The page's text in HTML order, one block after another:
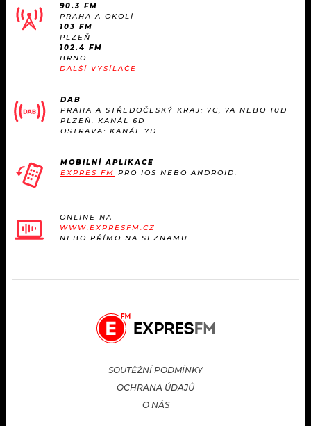
90.3 FM
PRAHA A OKOLÍ
103 FM
PLZEŇ
102.4 FM
BRNO
DALŠÍ VYSÍLAČE
DAB
PRAHA A STŘEDOČESKÝ KRAJ: 7C, 7A NEBO 10D
PLZEŇ: KANÁL 6D
OSTRAVA: KANÁL 7D
MOBILNÍ APLIKACE
EXPRES FM PRO IOS NEBO ANDROID.
ONLINE NA
WWW.EXPRESFM.CZ
NEBO PŘÍMO NA SEZNAMU.
SOUTĚŽNÍ PODMÍNKY
OCHRANA ÚDAJŮ
O NÁS